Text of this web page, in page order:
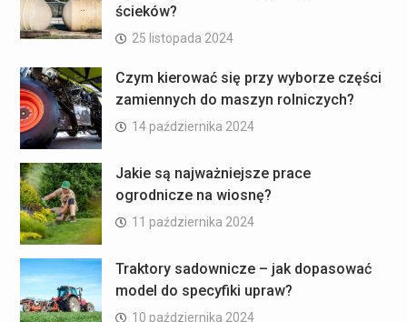
ścieków?
25 listopada 2024
Czym kierować się przy wyborze części
zamiennych do maszyn rolniczych?
14 października 2024
Jakie są najważniejsze prace
ogrodnicze na wiosnę?
11 października 2024
Traktory sadownicze – jak dopasować
model do specyfiki upraw?
10 października 2024